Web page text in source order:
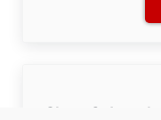
Clase 3: